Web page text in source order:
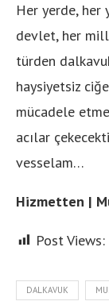
Her yerde, her
devlet, her
türden
haysiyetsiz
mücadele
acılar
vesselam…
Hizmetten |
Post Views:
DALKAVUK